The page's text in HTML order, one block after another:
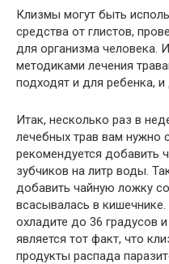
Клизмы могут быть
средства от глистов,
для организма человека.
методиками лечения
подходят и для ребенка,
Итак, несколько раз в
лечебных трав вам нужно
рекомендуется добавить
зубчиков на литр воды.
добавить чайную ложку
всасывалась в кишечнике.
охладите до 36 градусов
является тот факт, что
продукты распада